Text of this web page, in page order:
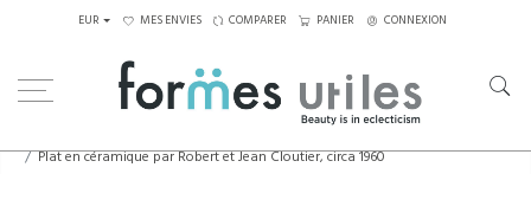
EUR MES ENVIES COMPARER PANIER CONNEXION
Plat en céramique par Robert et Jean Cloutier, circa 1960